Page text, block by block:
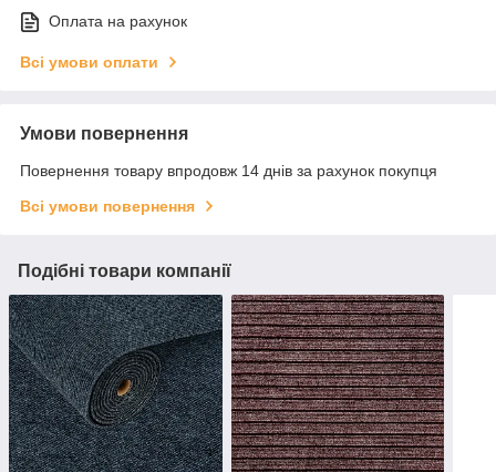
Оплата на рахунок
Всі умови оплати
Умови повернення
Повернення товару впродовж 14 днів за рахунок покупця
Всі умови повернення
Подібні товари компанії